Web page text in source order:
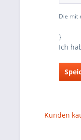
Die mit
}
Ich
Kunden